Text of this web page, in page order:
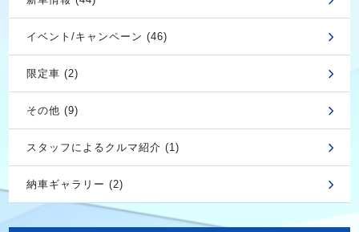
イベント/キャンペーン (46)
限定車 (2)
その他 (9)
スタッフによるクルマ紹介 (1)
納車ギャラリー (2)